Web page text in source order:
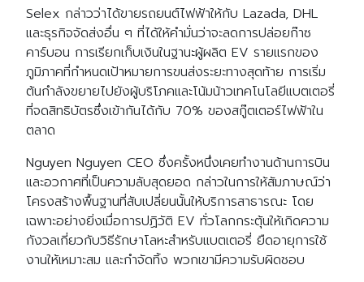
Selex กล่าวว่าได้ขายรถยนต์ไฟฟ้าให้กับ Lazada, DHL
และธุรกิจจัดส่งอื่น ๆ ที่ได้ให้คำมั่นว่าจะลดการปล่อยก๊าซ
คาร์บอน การเรียกเก็บเงินในฐานะผู้ผลิต EV รายแรกของ
ภูมิภาคที่กำหนดเป้าหมายการขนส่งระยะทางสุดท้าย การเริ่ม
ต้นกำลังขยายไปยังผู้บริโภคและโน้มน้าวเทคโนโลยีแบตเตอรี่
ที่จดสิทธิบัตรซึ่งเข้ากันได้กับ 70% ของสกู๊ตเตอร์ไฟฟ้าใน
ตลาด
Nguyen Nguyen CEO ซึ่งครั้งหนึ่งเคยทำงานด้านการบิน
และอวกาศที่เป็นความลับสุดยอด กล่าวในการให้สัมภาษณ์ว่า
โครงสร้างพื้นฐานที่สับเปลี่ยนนั้นให้บริการสาธารณะ โดย
เฉพาะอย่างยิ่งเมื่อการปฏิวัติ EV ทั่วโลกกระตุ้นให้เกิดความ
กังวลเกี่ยวกับวิธีรักษาโลหะสำหรับแบตเตอรี่ ยืดอายุการใช้
งานให้เหมาะสม และกำจัดทิ้ง พวกเขามีความรับผิดชอบ